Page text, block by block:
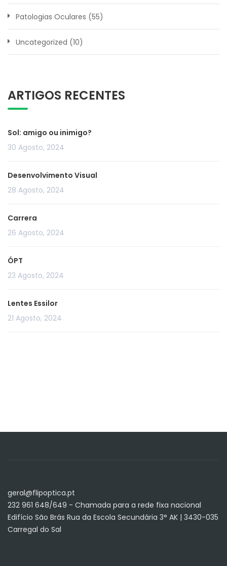
Patologias Oculares (55)
Uncategorized (10)
ARTIGOS RECENTES
Sol: amigo ou inimigo?
30 Agosto, 2024
Desenvolvimento Visual
28 Agosto, 2024
Carrera
26 Agosto, 2024
ÓPT
23 Agosto, 2024
Lentes Essilor
21 Agosto, 2024
geral@flipoptica.pt
232 961 648/649 - Chamada para a rede fixa nacional
Edifício São Brás Rua da Escola Secundária 3° AK | 3430-035
Carregal do Sal